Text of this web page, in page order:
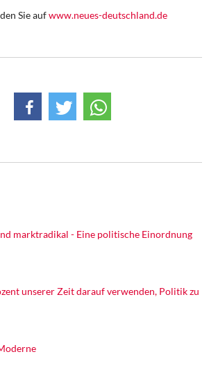
Moderne
Sie aufwww.neues-deutschland.de
marktradikal - Eine politische Einordnung
unserer Zeit darauf verwenden, Politik zu